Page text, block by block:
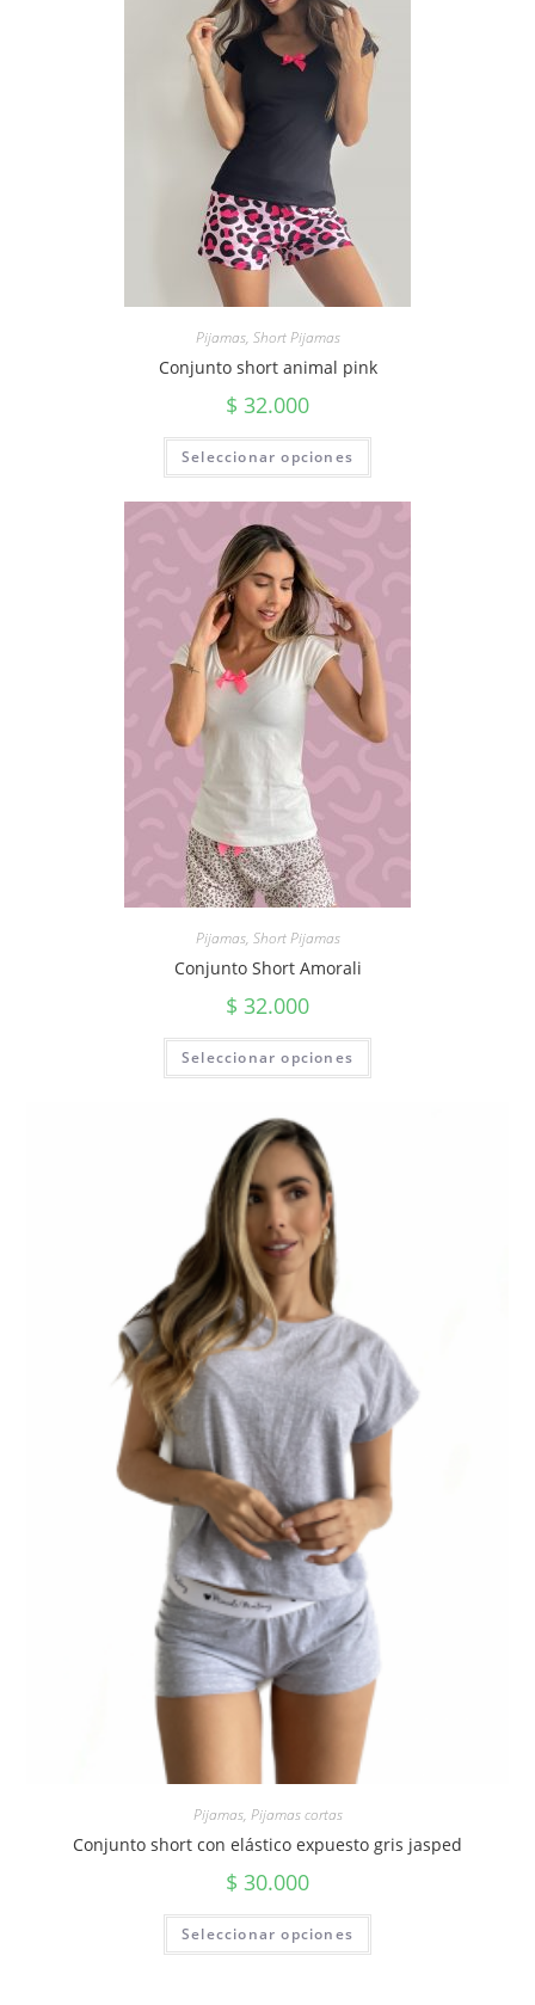
Pijamas, Short Pijamas
Conjunto short animal pink
$ 32.000
Seleccionar opciones
Pijamas, Short Pijamas
Conjunto Short Amorali
$ 32.000
Seleccionar opciones
Pijamas, Pijamas cortas
Conjunto short con elástico expuesto gris jasped
$ 30.000
Seleccionar opciones